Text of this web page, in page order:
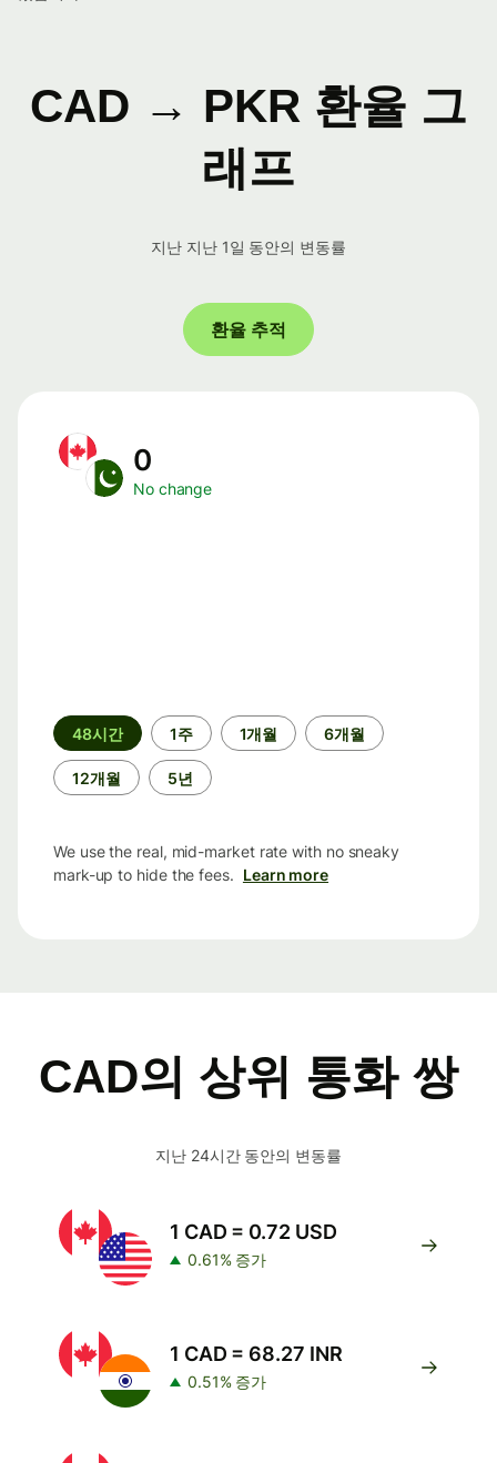
CAD → PKR 환율 그
래프
지난 지난 1일 동안의 변동률
환율 추적
0
No change
기
간
48시간 1주 1개월 6개월
12개월 5년
We use the real, mid-market rate with no sneaky
mark-up to hide the fees. Learn more
CAD의 상위 통화 쌍
지난 24시간 동안의 변동률
1 CAD = 0.72 USD
0.61% 증가
1 CAD = 68.27 INR
0.51% 증가